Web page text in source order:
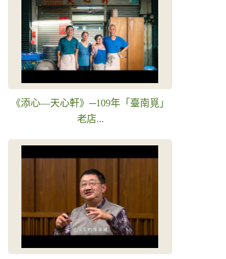
《添心—天心軒》─109年「臺南覓」
老店...